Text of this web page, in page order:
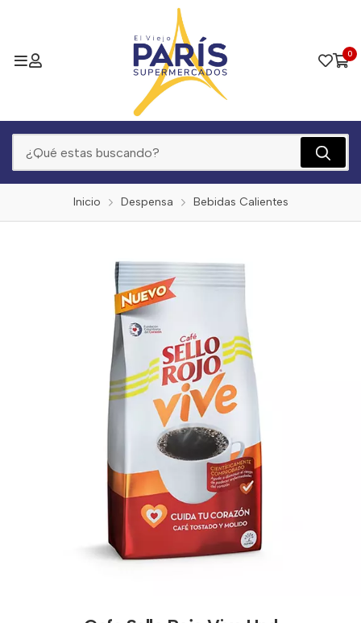
0
Inicio Despensa Bebidas Calientes